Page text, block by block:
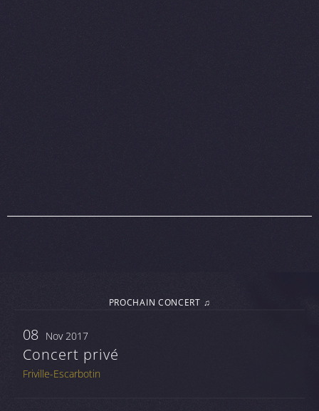
PROCHAIN CONCERT ♫
08 Nov 2017
Concert privé
Friville-Escarbotin